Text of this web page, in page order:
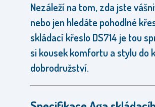
Nezáleží na tom, zda jste
nebo jen hledáte pohodlné
skládací křeslo DS714 je tou
si kousek komfortu a stylu do
dobrodružství.